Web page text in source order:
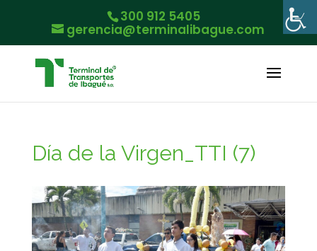
300 912 5405
gerencia@terminalibague.com
Día de la Virgen_TTI (7)